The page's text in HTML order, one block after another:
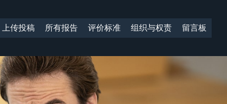
上传投稿 所有报告 评价标准 组织与权责 留言板